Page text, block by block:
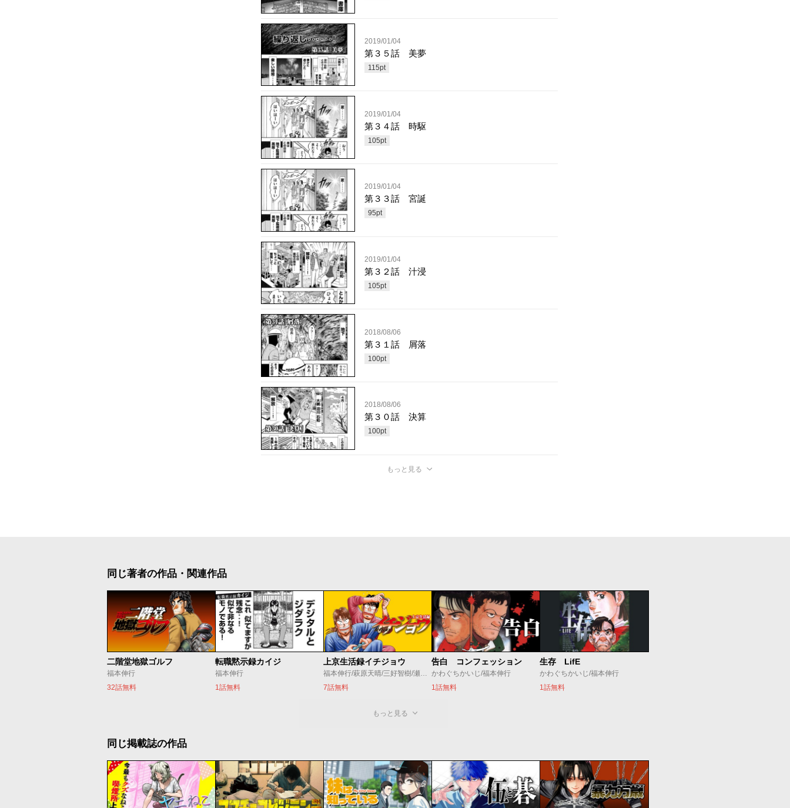
2019/01/04
第３５話 美夢
115pt
2019/01/04
第３４話 時駆
105pt
2019/01/04
第３３話 宮誕
95pt
2019/01/04
第３２話 汁浸
105pt
2018/08/06
第３１話 屑落
100pt
2018/08/06
第３０話 決算
100pt
もっと見る
同じ著者の作品・関連作品
二階堂地獄ゴルフ
福本伸行
32話無料
転職黙示録カイジ
福本伸行
1話無料
上京生活録イチジョウ
福本伸行/萩原天晴/三好智樹/瀬戸義明
7話無料
告白 コンフェッション
かわぐちかいじ/福本伸行
1話無料
生存 LifE
かわぐちかいじ/福本伸行
1話無料
もっと見る
同じ掲載誌の作品